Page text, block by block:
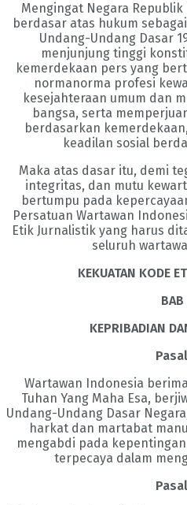
Mengingat Negara
berdasar atas hukum
Undang-Undang Dasar
menjunjung tinggi
kemerdekaan pers yang
normanorma profesi
kesejahteraan umum dan
bangsa, serta
berdasarkan
keadilan sosial
Maka atas dasar itu, demi
integritas, dan mutu
bertumpu pada
Persatuan Wartawan
Etik Jurnalistik yang harus
seluruh
KEKUATAN KODE
BAB
KEPRIBADIAN
Wartawan Indonesia
Tuhan Yang Maha Esa,
Undang-Undang Dasar
harkat dan martabat
mengabdi pada
terpecaya dalam